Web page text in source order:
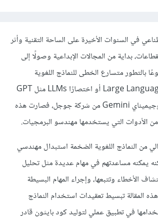
في السنوات الأخيرة على الساحة التقنية وأثر
بداية من المجالات الإبداعية وصولًا إلى
بالتطور متسارع الخطى للنماذج اللغوية
الضخمة Large Language models أو اختصارًا LLMs مثل GPT
من شركة OpenAI وجيميناي Gemini من شركة جوجل، فصارت هذه
الأدوات التي يستخدمها مهندسو البرمجيات.
من النماذج اللغوية الضخمة استبدال مهندسي
يمكنه مساعدتهم في مهام عديدة مثل تحليل
الأخطاء وتتبعها، وإجراء المهام البسيطة
المقالة تبسيط تعقيدات استخدام النماذج
في تطبيق عملي لتوليد كود بايثون قادر